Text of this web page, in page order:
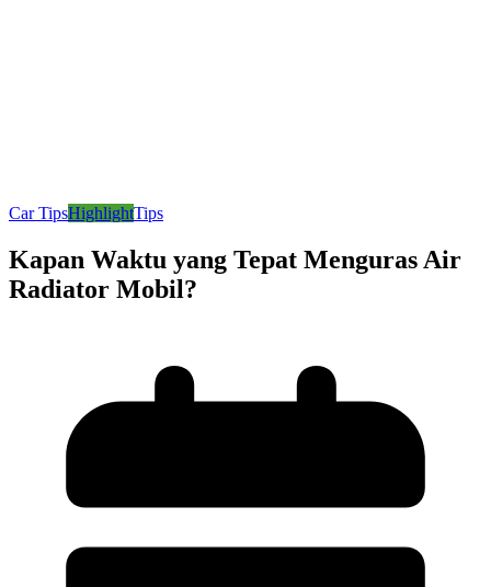
Car TipsHighlightTips
Kapan Waktu yang Tepat Menguras Air
Radiator Mobil?